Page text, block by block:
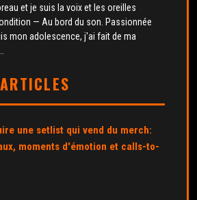
et je suis la voix et les oreilles
— Au bord du son. Passionnée
mon adolescence, j'ai fait de ma
une setlist qui vend du merch:
moments d'émotion et calls-to-